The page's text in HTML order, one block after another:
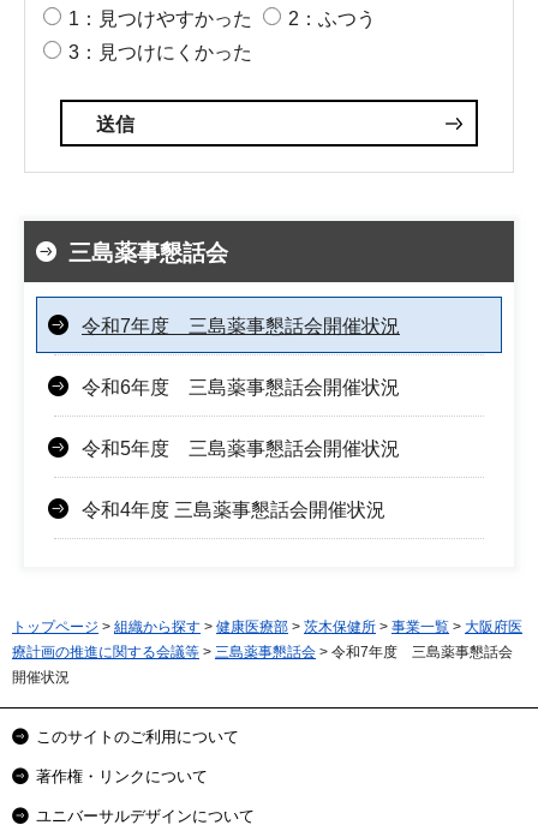
1：見つけやすかった
2：ふつう
3：見つけにくかった
三島薬事懇話会
令和7年度 三島薬事懇話会開催状況
令和6年度 三島薬事懇話会開催状況
令和5年度 三島薬事懇話会開催状況
令和4年度 三島薬事懇話会開催状況
トップページ > 組織から探す > 健康医療部 > 茨木保健所 > 事業一覧 > 大阪府医
療計画の推進に関する会議等 > 三島薬事懇話会 > 令和7年度 三島薬事懇話会
開催状況
このサイトのご利用について
著作権・リンクについて
ユニバーサルデザインについて